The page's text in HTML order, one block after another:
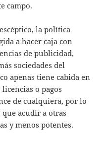
campo.
la política
a hacer caja con
de publicidad,
sociedades del
apenas tiene cabida en
o pagos
de cualquiera, por lo
acudir a otras
y menos potentes.